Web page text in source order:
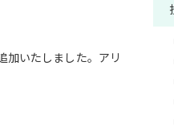
加いたしました。アリ